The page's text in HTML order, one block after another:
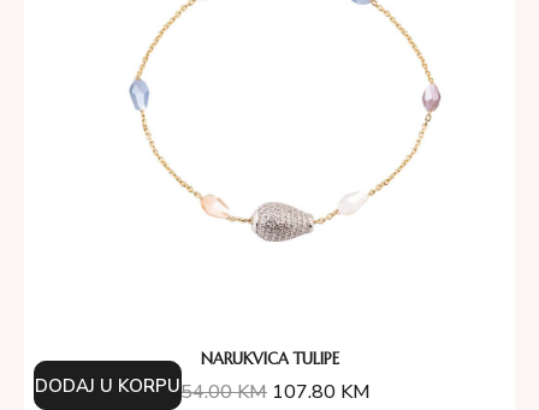
NARUKVICA TULIPE
154.00KM 107.80 KM
DODAJ U KORPU